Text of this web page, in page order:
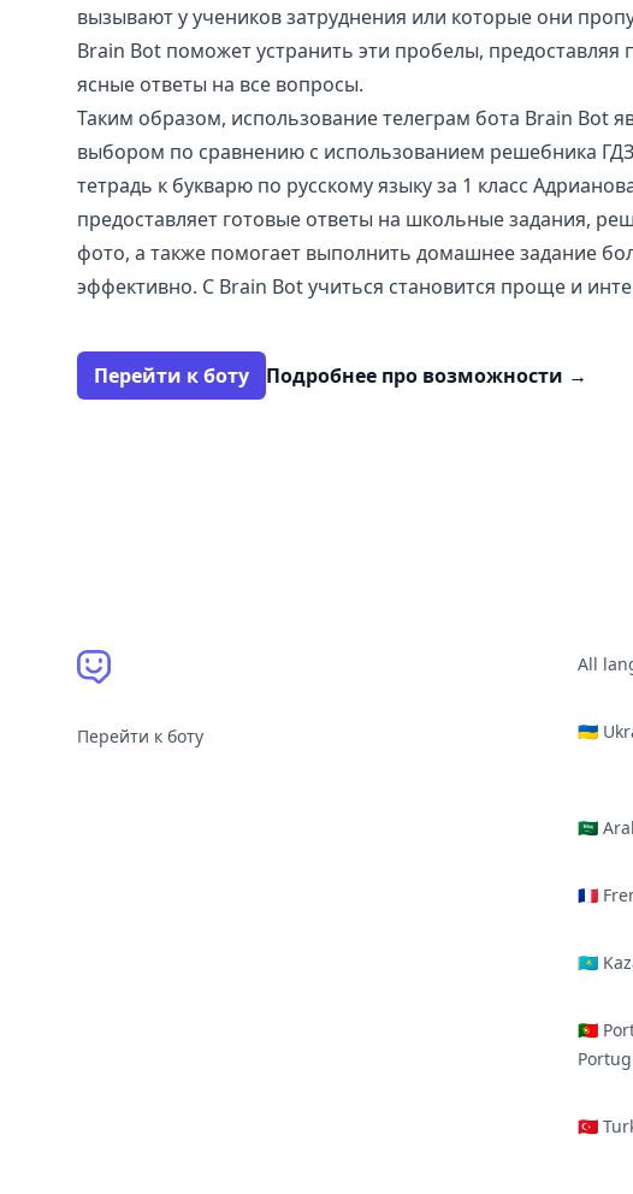
вызывают у учеников затруднения или которые они
Brain Bot поможет устранить эти пробелы, предоставляя
ясные ответы на все вопросы.
Таким образом, использование телеграм бота Brain Bot
выбором по сравнению с использованием решебника
тетрадь к букварю по русскому языку за 1 класс
предоставляет готовые ответы на школьные задания,
фото, а также помогает выполнить домашнее задание
эффективно. С Brain Bot учиться становится проще и
Перейти к боту Подробнее про возможности →
Перейти к боту
All
🇺🇦
🇫🇷
🇰🇿
🇵🇹
🇹🇷